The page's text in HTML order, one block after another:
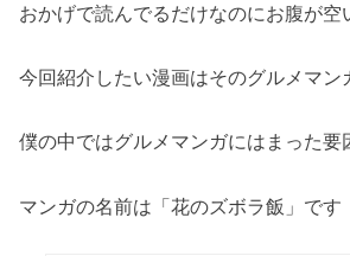
おかげで読んでるだけなのにお腹が空
今回紹介したい漫画はそのグルメマン
僕の中ではグルメマンガにはまった要
マンガの名前は「花のズボラ飯」です